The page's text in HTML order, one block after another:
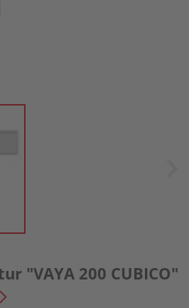
"VAYA 200 CUBICO"